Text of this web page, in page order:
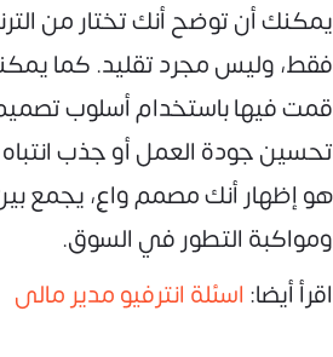
يمكنك أن توضح أنك تختار من
فقط، وليس مجرد تقليد. كما
قمت فيها باستخدام أسلوب
تحسين جودة العمل أو جذب
هو إظهار أنك مصمم واعٍ، يجمع
ومواكبة التطور في السوق.
اقرأ أيضا: اسئلة انترفيو مدير مالى